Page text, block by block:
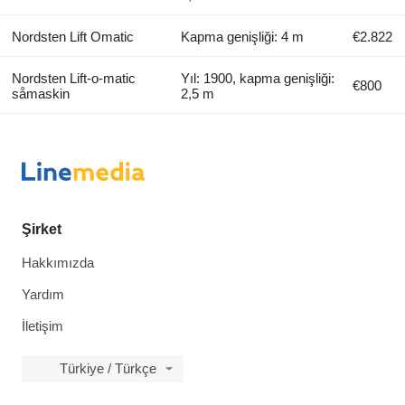
Nordsten Lift Omatic Kapma genişliği: 4 m €2.822
Nordsten Lift-o-matic
såmaskin
Yıl: 1900, kapma genişliği:
2,5 m
€800
Şirket
Hakkımızda
Yardım
İletişim
Türkiye / Türkçe